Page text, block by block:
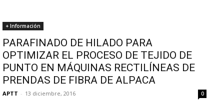
+ Información
PARAFINADO DE HILADO PARA
OPTIMIZAR EL PROCESO DE TEJIDO DE
PUNTO EN MÁQUINAS RECTILÍNEAS DE
PRENDAS DE FIBRA DE ALPACA
APTT - 13 diciembre, 2016 0